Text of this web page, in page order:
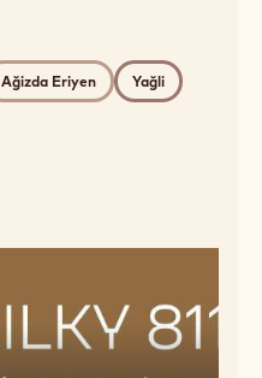
Ağizda Eriyen Yağli